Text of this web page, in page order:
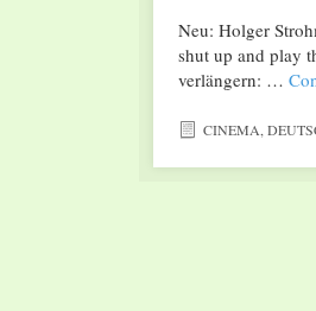
Neu: Holger
shut up and play
verlängern: …
CINEMA,